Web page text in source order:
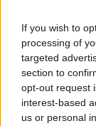
If you wish to
processing of
targeted
section to
opt-out request
interest-based
us or personal
Tudo se